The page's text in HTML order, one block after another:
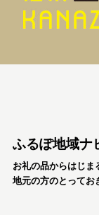
ふるぽ地域ナ
お礼の品からはじま
地元の方のとってお